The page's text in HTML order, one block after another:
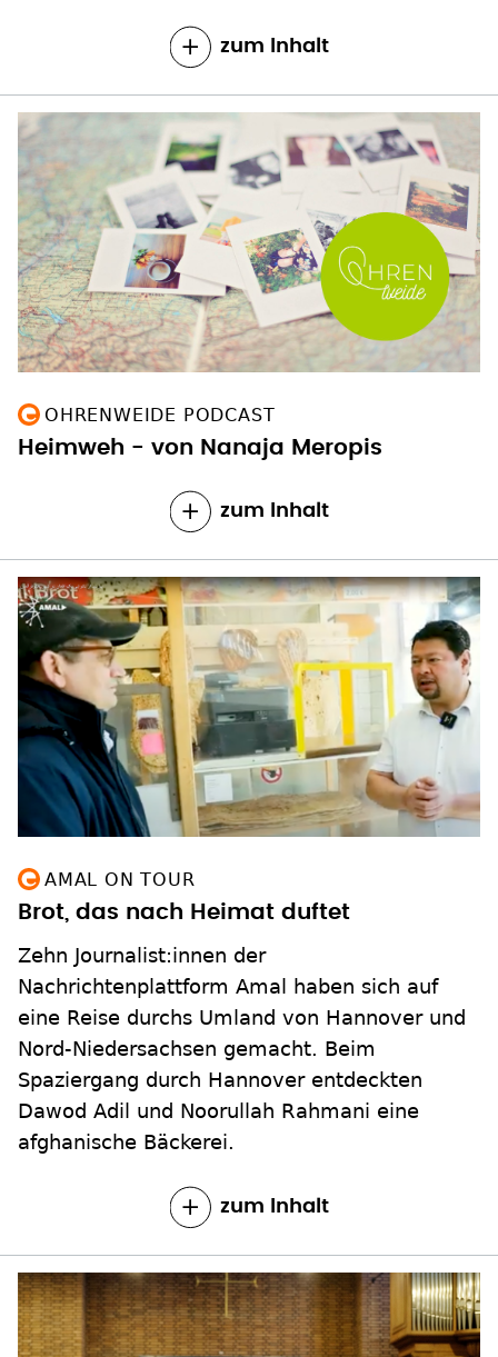
zum Inhalt
OHRENWEIDE PODCAST
Heimweh - von Nanaja Meropis
zum Inhalt
AMAL ON TOUR
Brot, das nach Heimat duftet
Zehn Journalist:innen der
Nachrichtenplattform Amal haben sich auf
eine Reise durchs Umland von Hannover und
Nord-Niedersachsen gemacht. Beim
Spaziergang durch Hannover entdeckten
Dawod Adil und Noorullah Rahmani eine
afghanische Bäckerei.
zum Inhalt